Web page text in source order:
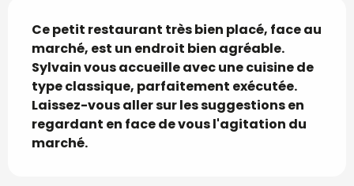
Description
Ce petit restaurant très bien placé, face au
marché, est un endroit bien agréable.
Sylvain vous accueille avec une cuisine de
type classique, parfaitement exécutée.
Laissez-vous aller sur les suggestions en
regardant en face de vous l'agitation du
marché.